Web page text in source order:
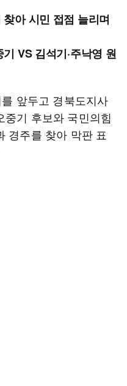
아 시민 접점 늘리며
VS 김석기·주낙영 원
앞두고 경북도지사
기 후보와 국민의힘
경주를 찾아 막판 표